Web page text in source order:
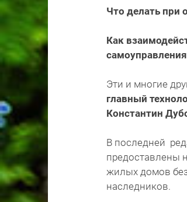
Что делать при
Как
Эти и многие
главный
Константин
В последней
предоставлены
жилых домов
наследников.